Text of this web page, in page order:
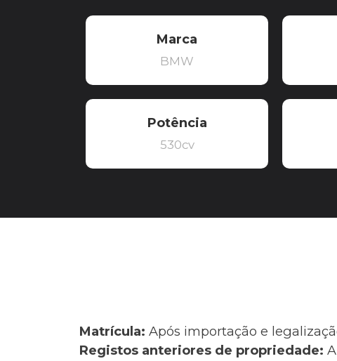
Marca
BMW
Potência
530cv
Matrícula: Após importação e
Registos anteriores de propriedade: